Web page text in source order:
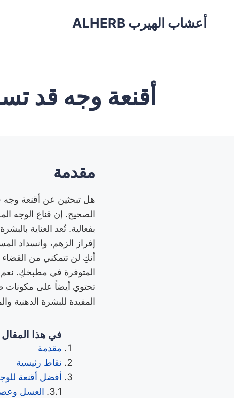
أعشاب الهيرب ALHERB
أقنعة وجه قد
مقدمة
هل تبحثين عن أقنعة وجه
الصحيح. إن قناع الوجه
بفعالية. تُعد العناية
إفراز الزهم، وانسداد
أنكِ لن تتمكني من القضاء
المتوفرة في مطبخكِ.
تحتوي أيضاً على مكونات
المفيدة للبشرة الدهنية
في هذا المقال
مقدمة
نقاط رئيسية
أفضل أقنعة
العسل